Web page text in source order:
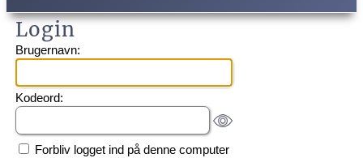
Login
Brugernavn:
Kodeord:
Forbliv logget ind på denne computer